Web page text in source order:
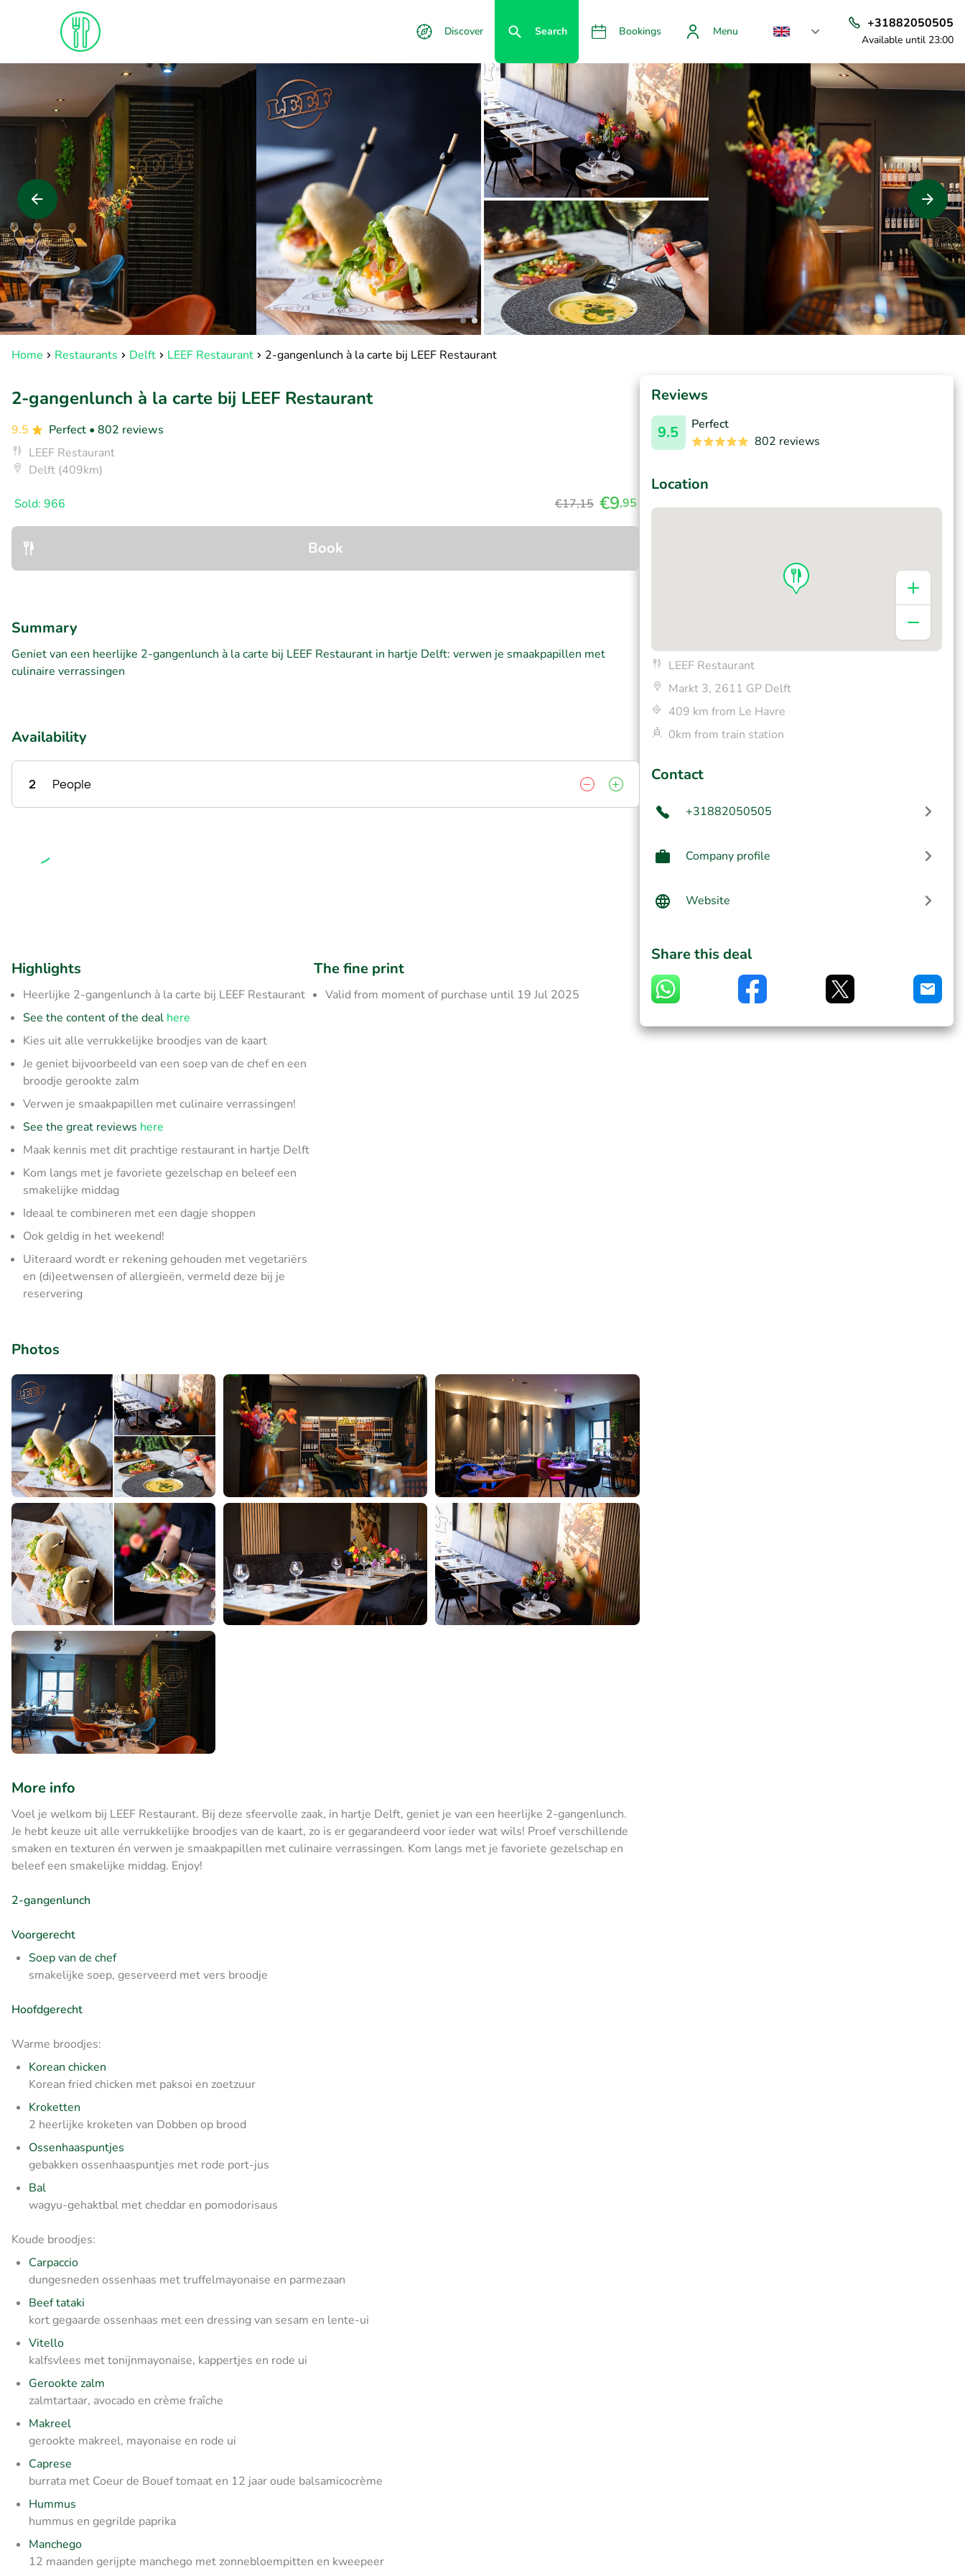
Discover Search Bookings Menu
+31882050505
Available until 23:00
Home Restaurants Delft LEEF Restaurant 2-gangenlunch à la carte bij LEEF Restaurant
2-gangenlunch à la carte bij LEEF Restaurant
9.5 Perfect • 802 reviews
LEEF Restaurant
Delft (409km)
Sold: 966 €17,15 €9,95
Book
Summary
Geniet van een heerlijke 2-gangenlunch à la carte bij LEEF Restaurant in hartje Delft: verwen je smaakpapillen met
culinaire verrassingen
Availability
2 People
Highlights
Heerlijke 2-gangenlunch à la carte bij LEEF Restaurant
See the content of the deal here
Kies uit alle verrukkelijke broodjes van de kaart
Je geniet bijvoorbeeld van een soep van de chef en een
broodje gerookte zalm
Verwen je smaakpapillen met culinaire verrassingen!
See the great reviews here
Maak kennis met dit prachtige restaurant in hartje Delft
Kom langs met je favoriete gezelschap en beleef een
smakelijke middag
Ideaal te combineren met een dagje shoppen
Ook geldig in het weekend!
Uiteraard wordt er rekening gehouden met vegetariërs
en (di)eetwensen of allergieën, vermeld deze bij je
reservering
The fine print
Valid from moment of purchase until 19 Jul 2025
Photos
More info
Voel je welkom bij LEEF Restaurant. Bij deze sfeervolle zaak, in hartje Delft, geniet je van een heerlijke 2-gangenlunch.
Je hebt keuze uit alle verrukkelijke broodjes van de kaart, zo is er gegarandeerd voor ieder wat wils! Proef verschillende
smaken en texturen én verwen je smaakpapillen met culinaire verrassingen. Kom langs met je favoriete gezelschap en
beleef een smakelijke middag. Enjoy!
2-gangenlunch
Voorgerecht
Soep van de chef
smakelijke soep, geserveerd met vers broodje
Hoofdgerecht
Warme broodjes:
Korean chicken
Korean fried chicken met paksoi en zoetzuur
Kroketten
2 heerlijke kroketen van Dobben op brood
Ossenhaaspuntjes
gebakken ossenhaaspuntjes met rode port-jus
Bal
wagyu-gehaktbal met cheddar en pomodorisaus
Koude broodjes:
Carpaccio
dungesneden ossenhaas met truffelmayonaise en parmezaan
Beef tataki
kort gegaarde ossenhaas met een dressing van sesam en lente-ui
Vitello
kalfsvlees met tonijnmayonaise, kappertjes en rode ui
Gerookte zalm
zalmtartaar, avocado en crème fraîche
Makreel
gerookte makreel, mayonaise en rode ui
Caprese
burrata met Coeur de Bouef tomaat en 12 jaar oude balsamicocrème
Hummus
hummus en gegrilde paprika
Manchego
12 maanden gerijpte manchego met zonnebloempitten en kweepeer
Reviews
9.5
Perfect
802 reviews
Location
LEEF Restaurant
Markt 3, 2611 GP Delft
409 km from Le Havre
0km from train station
Contact
+31882050505
Company profile
Website
Share this deal